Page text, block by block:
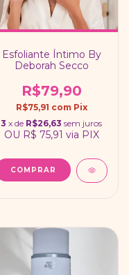
Esfoliante Íntimo By
Deborah Secco
R$79,90
R$75,91 com Pix
3 x de R$26,63 sem juros
OU R$ 75,91 via PIX